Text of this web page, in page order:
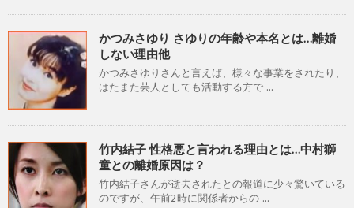
かつみさゆり さゆりの年齢や本名とは…離婚
しない理由他
かつみさゆりさんと言えば、様々な事業をされたり、
はたまた芸人としても活動する方で ...
竹内結子 性格悪と言われる理由とは…中村獅
童との離婚原因は？
竹内結子さんが逝去されたとの報道に少々驚いている
のですが、午前2時に関係者からの ...